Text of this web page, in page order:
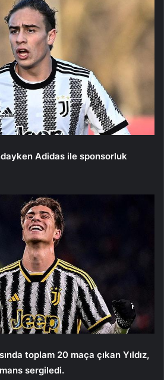
Adidas ile sponsorluk
toplam 20 maça çıkan Yıldız,
sergiledi.